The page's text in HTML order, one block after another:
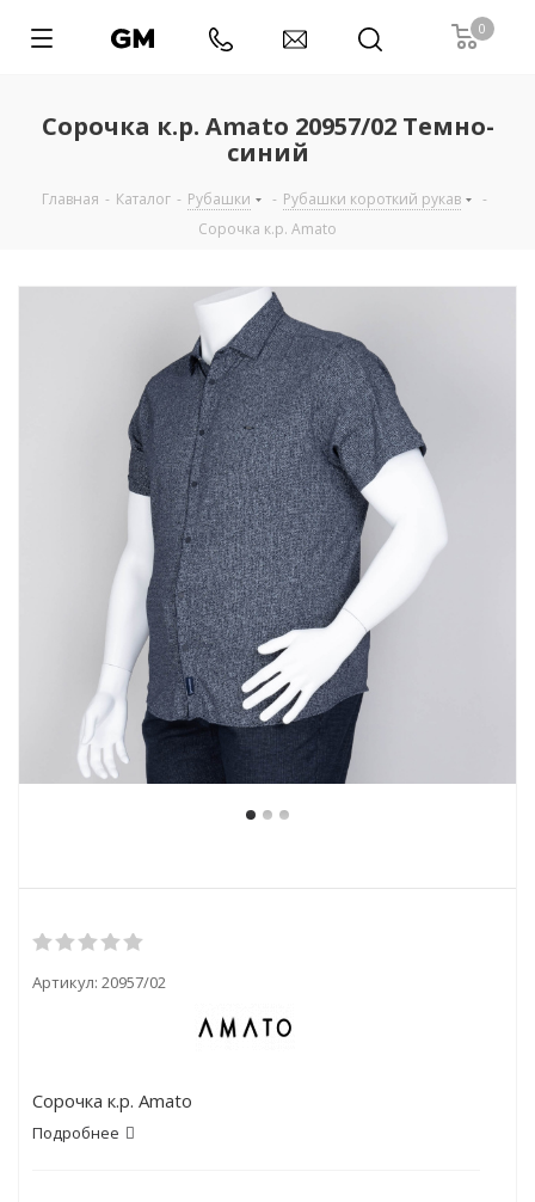
0
Сорочка к.р. Amato 20957/02 Темно-
синий
Главная - Каталог - Рубашки - Рубашки короткий рукав
-
Сорочка к.р. Amato
Артикул: 20957/02
Сорочка к.р. Amato
Подробнее